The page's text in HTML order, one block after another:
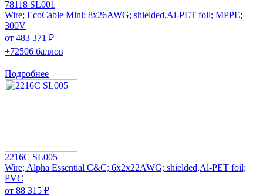
78118 SL001
Wire; EcoCable Mini; 8x26AWG; shielded,Al-PET foil; MPPE;
300V
от 483 371 ₽
+72506 баллов
Подробнее
2216C SL005
Wire; Alpha Essential C&C; 6x2x22AWG; shielded,Al-PET foil;
PVC
от 88 315 ₽